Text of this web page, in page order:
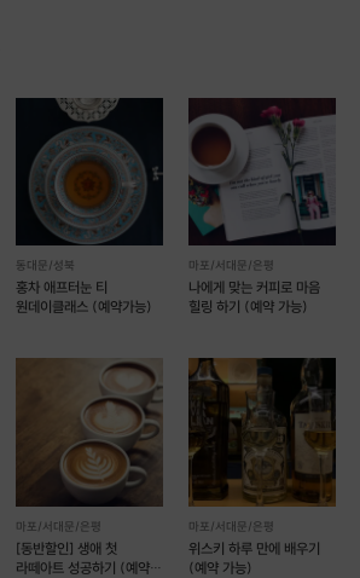
동대문/성북
홍차 애프터눈 티
원데이클래스 (예약가능)
마포/서대문/은평
나에게 맞는 커피로 마음
힐링 하기 (예약 가능)
마포/서대문/은평
[동반할인] 생애 첫
라떼아트 성공하기 (예약
마포/서대문/은평
위스키 하루 만에 배우기
(예약 가능)